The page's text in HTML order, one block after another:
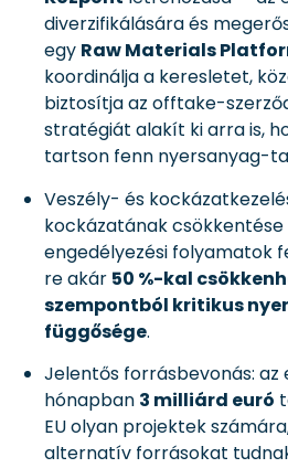
diverzifikálására és
egy Raw Materials
koordinálja a keresletet,
biztosítja az offtake-
stratégiát alakít ki arra is,
tartson fenn nyersanyag-
Veszély- és
kockázatának csökkentése
engedélyezési folyamatok
re akár 50 %-kal
szempontból kritikus
függősége.
Jelentős forrásbevonás: az
hónapban 3 milliárd euró
EU olyan projektek
alternatív forrásokat